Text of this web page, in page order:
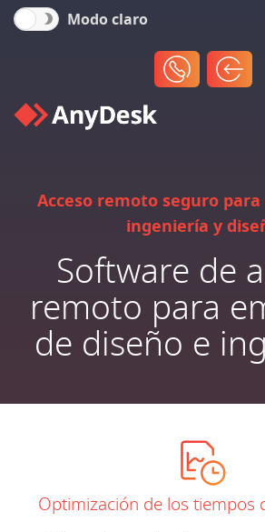
Modo claro
Acceso remoto seguro
ingeniería y
Software de
remoto para
de diseño e
Optimización de los tiempos